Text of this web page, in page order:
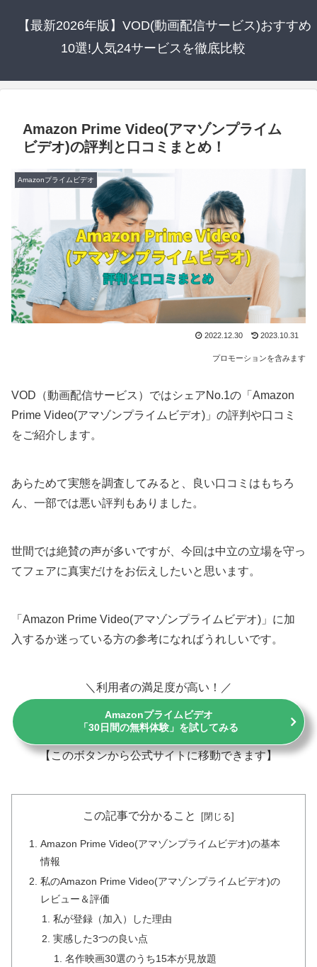
【最新2026年版】VOD(動画配信サービス)おすすめ
10選!人気24サービスを徹底比較
Amazon Prime Video(アマゾンプライム
ビデオ)の評判と口コミまとめ！
Amazonプライムビデオ
2022.12.30 2023.10.31
プロモーションを含みます
VOD（動画配信サービス）ではシェアNo.1の「Amazon
Prime Video(アマゾンプライムビデオ)」の評判や口コミ
をご紹介します。
あらためて実態を調査してみると、良い口コミはもちろ
ん、一部では悪い評判もありました。
世間では絶賛の声が多いですが、今回は中立の立場を守っ
てフェアに真実だけをお伝えしたいと思います。
「Amazon Prime Video(アマゾンプライムビデオ)」に加
入するか迷っている方の参考になればうれしいです。
＼利用者の満足度が高い！／
Amazonプライムビデオ
「30日間の無料体験」を試してみる
【このボタンから公式サイトに移動できます】
この記事で分かること
Amazon Prime Video(アマゾンプライムビデオ)の基本
情報
私のAmazon Prime Video(アマゾンプライムビデオ)の
レビュー＆評価
私が登録（加入）した理由
実感した3つの良い点
名作映画30選のうち15本が見放題